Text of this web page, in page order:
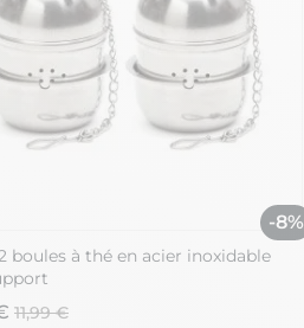
-8%
boules à thé en acier inoxidable
11,99 €